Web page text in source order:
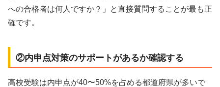
への合格者は何人ですか？」と直接質問することが最も正
確です。
②内申点対策のサポートがあるか確認する
高校受験は内申点が40〜50%を占める都道府県が多いで